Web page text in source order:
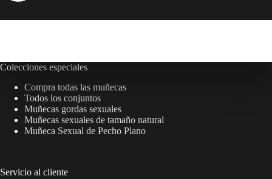
Colecciones especiales
Compra todas las muñecas
Todos los conjuntos
Muñecas gordas sexuales
Muñecas sexuales de tamaño natural
Muñeca Sexual de Pecho Plano
Servicio al cliente